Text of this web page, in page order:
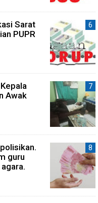
Sarat
PUPR
Awak
guru